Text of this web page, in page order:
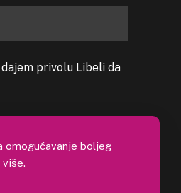
privolu Libeli da
omogućavanje boljeg
više.